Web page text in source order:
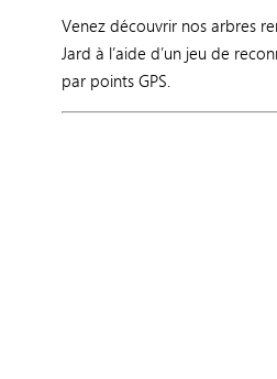
Venez découvrir nos arbres
Jard à l’aide d’un jeu de
par points GPS.